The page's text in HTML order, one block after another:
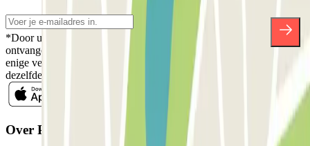
*Door u in te schrijven aanvaardt u ons Privacybeleid voor het
ontvangen van commerciële communicatie van Parclick. Zonder
enige verplichting kunt u zich uitschrijven wanneer u maar wilt in
dezelfde nieuwsbrief.
Over Parclick